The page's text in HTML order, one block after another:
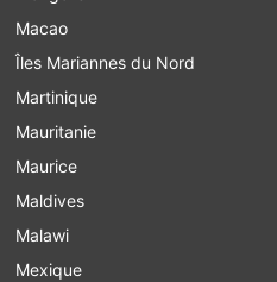
Macao
Îles Mariannes du Nord
Martinique
Mauritanie
Maurice
Maldives
Malawi
Mexique